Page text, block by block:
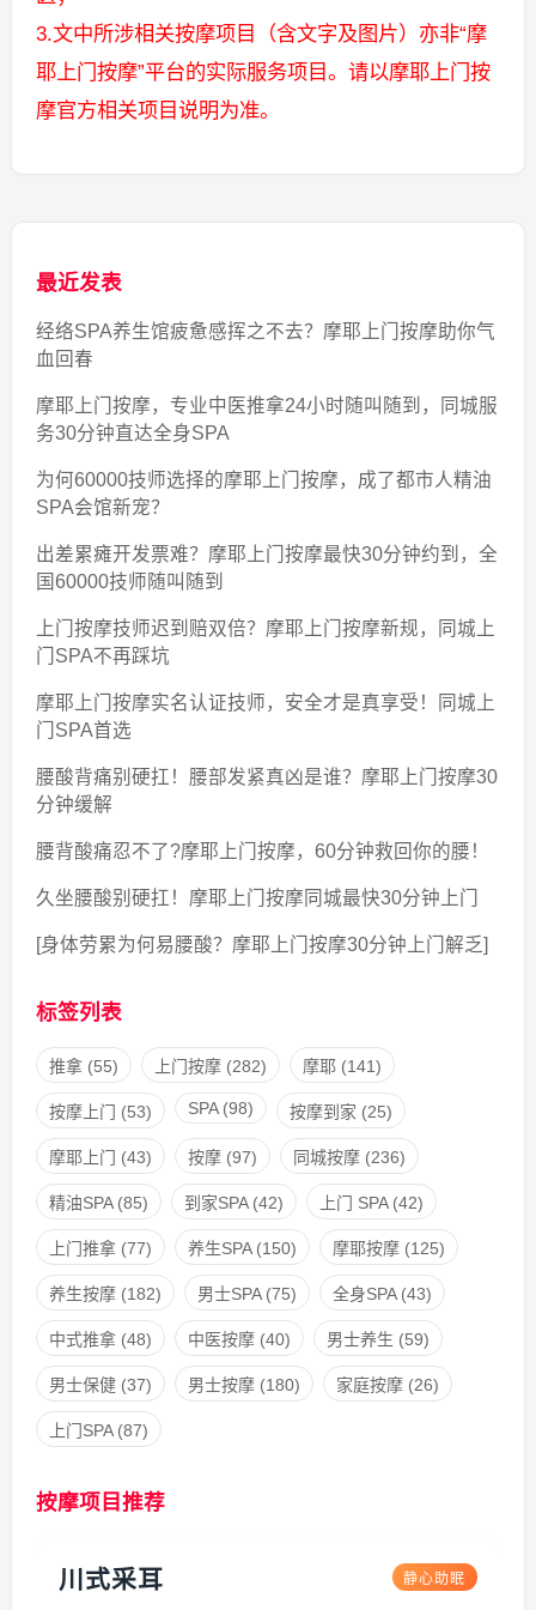
3.文中所涉相关按摩项目（含文字及图片）亦非“摩
耶上门按摩”平台的实际服务项目。请以摩耶上门按
摩官方相关项目说明为准。
最近发表
经络SPA养生馆疲惫感挥之不去？摩耶上门按摩助你气
血回春
摩耶上门按摩，专业中医推拿24小时随叫随到，同城服
务30分钟直达全身SPA
为何60000技师选择的摩耶上门按摩，成了都市人精油
SPA会馆新宠？
出差累瘫开发票难？摩耶上门按摩最快30分钟约到，全
国60000技师随叫随到
上门按摩技师迟到赔双倍？摩耶上门按摩新规，同城上
门SPA不再踩坑
摩耶上门按摩实名认证技师，安全才是真享受！同城上
门SPA首选
腰酸背痛别硬扛！腰部发紧真凶是谁？摩耶上门按摩30
分钟缓解
腰背酸痛忍不了?摩耶上门按摩，60分钟救回你的腰！
久坐腰酸别硬扛！摩耶上门按摩同城最快30分钟上门
[身体劳累为何易腰酸？摩耶上门按摩30分钟上门解乏]
标签列表
推拿(55) 上门按摩(282) 摩耶(141)
按摩上门 (53) SPA(98) 按摩到家 (25)
摩耶上门 (43) 按摩(97) 同城按摩(236)
精油SPA(85) 到家SPA(42) 上门 SPA(42)
上门推拿(77) 养生SPA(150) 摩耶按摩(125)
养生按摩(182) 男士SPA(75) 全身SPA(43)
中式推拿(48) 中医按摩(40) 男士养生 (59)
男士保健(37) 男士按摩(180) 家庭按摩(26)
上门SPA(87)
按摩项目推荐
川式采耳 静心助眠